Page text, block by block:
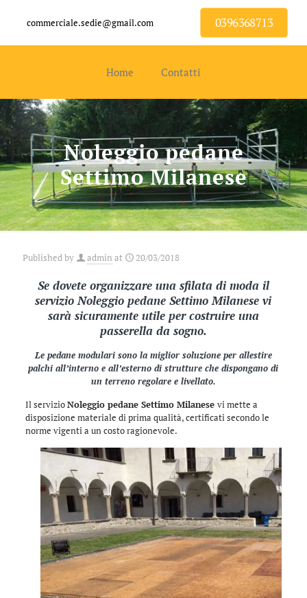
commerciale.sedie@gmail.com 0396368713
Home Contatti
Noleggio pedane
Settimo Milanese
Published by admin at 20/03/2018
Se dovete organizzare una sfilata di moda il
servizio Noleggio pedane Settimo Milanese vi
sarà sicuramente utile per costruire una
passerella da sogno.
Le pedane modulari sono la miglior soluzione per allestire
palchi all’interno e all’esterno di strutture che dispongano di
un terreno regolare e livellato.
Il servizioNoleggio pedane Settimo Milanese vi mette a
disposizione materiale di prima qualità, certificati secondo le
norme vigenti a un costo ragionevole.